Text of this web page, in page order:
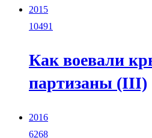
2015
10491
Как воевали
партизаны (III)
2016
6268